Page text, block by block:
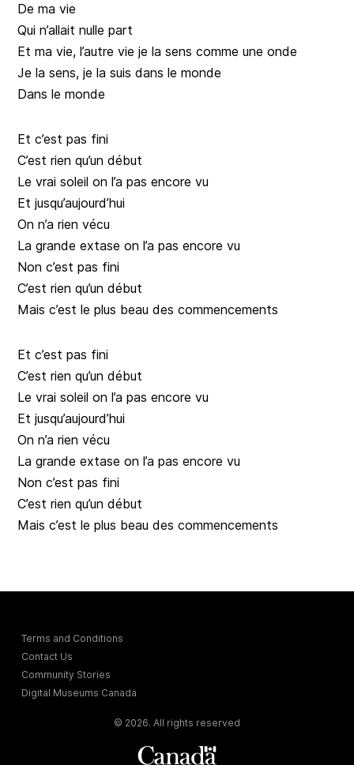
De ma vie
Qui n’allait nulle part
Et ma vie, l’autre vie je la sens comme une onde
Je la sens, je la suis dans le monde
Dans le monde
Et c’est pas fini
C’est rien qu’un début
Le vrai soleil on l’a pas encore vu
Et jusqu’aujourd’hui
On n’a rien vécu
La grande extase on l’a pas encore vu
Non c’est pas fini
C’est rien qu’un début
Mais c’est le plus beau des commencements
Et c’est pas fini
C’est rien qu’un début
Le vrai soleil on l’a pas encore vu
Et jusqu’aujourd’hui
On n’a rien vécu
La grande extase on l’a pas encore vu
Non c’est pas fini
C’est rien qu’un début
Mais c’est le plus beau des commencements
Terms and Conditions
Contact Us
Community Stories
Digital Museums Canada
© 2026. All rights reserved